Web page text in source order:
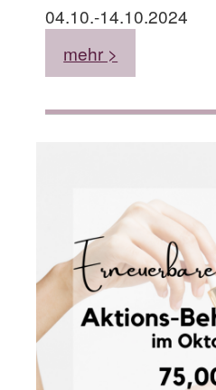
04.10.-14.10.2024
mehr >